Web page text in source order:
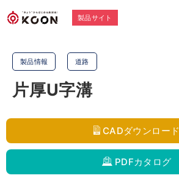
製品サイト
製品情報 道路
片厚U字溝
CADダウンロード
PDFカタログ